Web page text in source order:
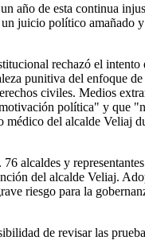
año de esta continua
juicio político amañado
rechazó el
punitiva del enfoque
civiles. Medios
política" y que
del alcalde Veliaj
alcaldes y
del alcalde Veliaj.
riesgo para la
de revisar las